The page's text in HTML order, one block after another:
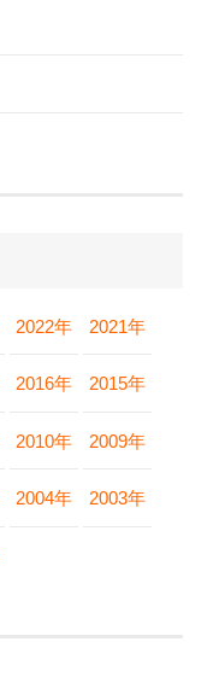
2022年 2021年
2016年 2015年
2010年 2009年
2004年 2003年